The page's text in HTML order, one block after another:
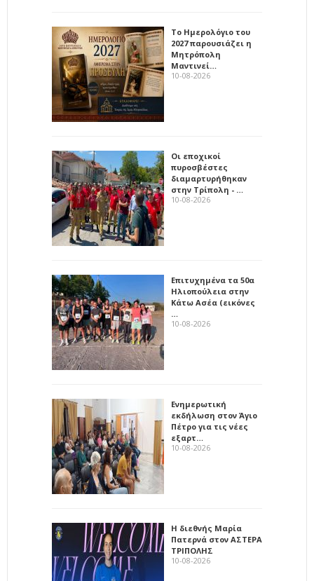
Το Ημερολόγιο του
2027 παρουσιάζει η
Μητρόπολη
Μαντινεί…
10-08-2026
Οι εποχικοί
πυροσβέστες
διαμαρτυρήθηκαν
στην Τρίπολη - …
10-08-2026
Επιτυχημένα τα 50α
Ηλιοπούλεια στην
Κάτω Ασέα (εικόνες
…
10-08-2026
Ενημερωτική
εκδήλωση στον Άγιο
Πέτρο για τις νέες
εξαρτ…
10-08-2026
Η διεθνής Μαρία
Πατερνά στον ΑΣΤΕΡΑ
ΤΡΙΠΟΛΗΣ
10-08-2026